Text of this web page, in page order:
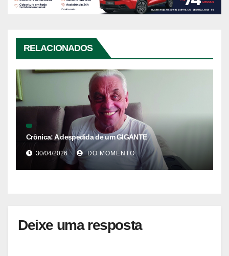
RELACIONADOS
Crônica: A despedida de um GIGANTE
30/04/2026 DO MOMENTO
Deixe uma resposta